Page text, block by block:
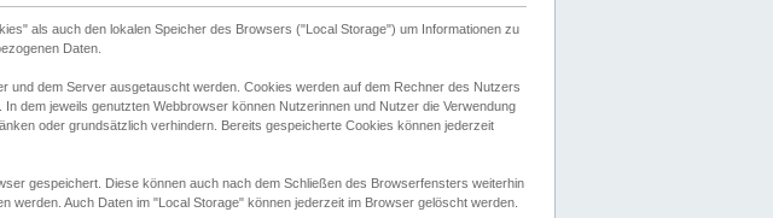
als auch den lokalen Speicher des Browsers ("Local Storage") um Informationen zu
Daten.
und dem Server ausgetauscht werden. Cookies werden auf dem Rechner des Nutzers
dem jeweils genutzten Webbrowser können Nutzerinnen und Nutzer die Verwendung
oder grundsätzlich verhindern. Bereits gespeicherte Cookies können jederzeit
gespeichert. Diese können auch nach dem Schließen des Browserfensters weiterhin
werden. Auch Daten im "Local Storage" können jederzeit im Browser gelöscht werden.